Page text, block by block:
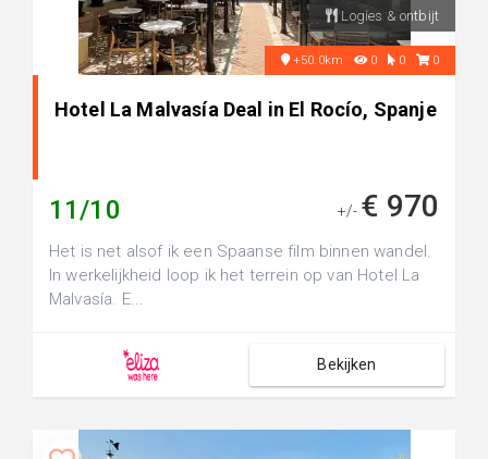
Logies & ontbijt
+50.0km 0 0 0
Hotel La Malvasía Deal in El Rocío, Spanje
11/10 +/- € 970
Het is net alsof ik een Spaanse film binnen wandel.
In werkelijkheid loop ik het terrein op van Hotel La
Malvasía. E...
Bekijken